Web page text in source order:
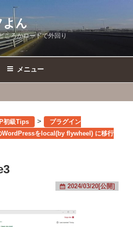
よん
ころかロードで外回り
メニュー
初級Tips >
プラグイン
WordPressをlocal(by flywheel) に移行
2024/03/20[公開]